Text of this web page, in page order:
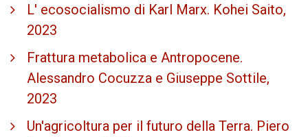
L' ecosocialismo di Karl Marx. Kohei Saito,
2023
Frattura metabolica e Antropocene.
Alessandro Cocuzza e Giuseppe Sottile,
2023
Un'agricoltura per il futuro della Terra. Piero